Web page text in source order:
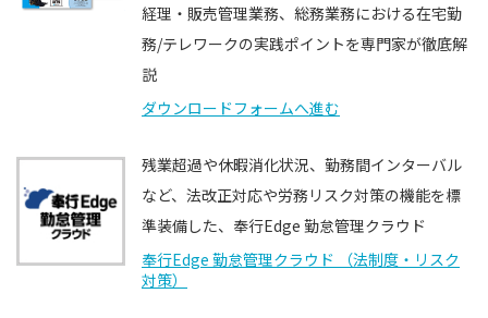
経理・販売管理業務、総務業務における在宅勤
務/テレワークの実践ポイントを専門家が徹底解
説
ダウンロードフォームへ進む
残業超過や休暇消化状況、勤務間インターバル
など、法改正対応や労務リスク対策の機能を標
準装備した、奉行Edge 勤怠管理クラウド
奉行Edge 勤怠管理クラウド （法制度・リスク
対策）